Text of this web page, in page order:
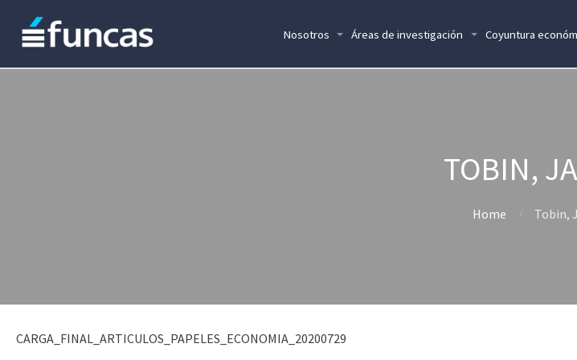
Nosotros Áreas de investigación Coyuntura
TOBIN,
Home Tobin,
CARGA_FINAL_ARTICULOS_PAPELES_ECONOMIA_20200729